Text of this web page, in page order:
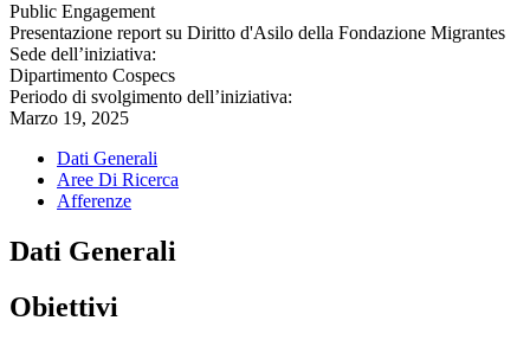
Public Engagement
Presentazione report su Diritto d'Asilo della Fondazione Migrantes
Sede dell’iniziativa:
Dipartimento Cospecs
Periodo di svolgimento dell’iniziativa:
Marzo 19, 2025
Dati Generali
Aree Di Ricerca
Afferenze
Dati Generali
Obiettivi